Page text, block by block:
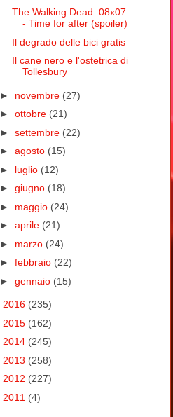
The Walking Dead: 08x07
- Time for after (spoiler)
Il degrado delle bici gratis
Il cane nero e l'ostetrica di
Tollesbury
► novembre (27)
► ottobre (21)
► settembre (22)
► agosto (15)
► luglio (12)
► giugno (18)
► maggio (24)
► aprile (21)
► marzo (24)
► febbraio (22)
► gennaio (15)
2016 (235)
2015 (162)
2014 (245)
2013 (258)
2012 (227)
2011 (4)